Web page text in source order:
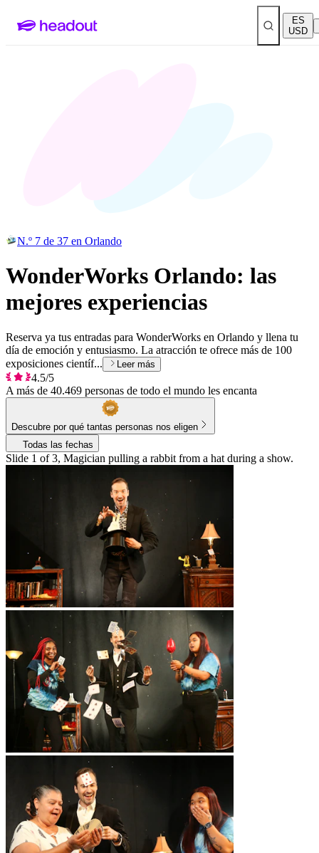
ES
USD
N.º 7 de 37 en Orlando
WonderWorks Orlando: las
mejores experiencias
Reserva ya tus entradas para WonderWorks en Orlando y llena tu
día de emoción y entusiasmo. La atracción te ofrece más de 100
exposiciones científ...
Leer más
4.5/5
A más de 40.469 personas de todo el mundo les encanta
Descubre por qué tantas personas nos eligen
Todas las fechas
Slide 1 of 3, Magician pulling a rabbit from a hat during a show.